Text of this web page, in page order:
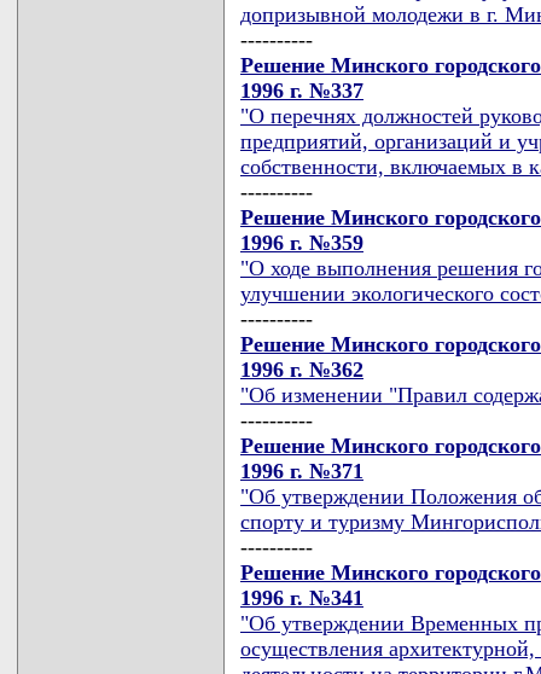
допризывной молодежи в г.
----------
Решение Минского
1996 г. №337
"О перечнях должностей
предприятий, организаций и
собственности, включаемых в
----------
Решение Минского
1996 г. №359
"О ходе выполнения решения
улучшении экологического
----------
Решение Минского
1996 г. №362
"Об изменении "Правил
----------
Решение Минского
1996 г. №371
"Об утверждении Положения
спорту и туризму
----------
Решение Минского
1996 г. №341
"Об утверждении Временных
осуществления